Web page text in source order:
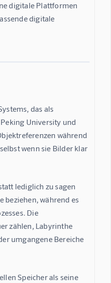
digitale Plattformen
digitale
das als
University und
während
wenn sie Bilder klar
lediglich zu sagen
beziehen, während es
Die
zählen, Labyrinthe
umgangene Bereiche
Speicher als seine